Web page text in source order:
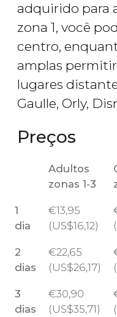
adquirido para
zona 1, você
centro,
amplas
lugares
Gaulle, Orly,
Preços
Adultos
zonas 1-3
1
dia
€13,95
(US$16,12)
(
2
dias
€22,65
(US$26,17)
(
3
dias
€30,90
(US$35,71)
(